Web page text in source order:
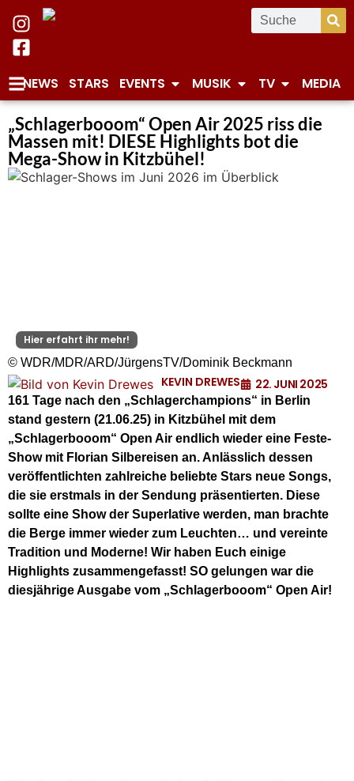
NEWS STARS EVENTS MUSIK TV MEDIA
„Schlagerbooom“ Open Air 2025 riss die
Massen mit! DIESE Highlights bot die
Mega-Show in Kitzbühel!
Hier erfahrt ihr mehr!
© WDR/MDR/ARD/JürgensTV/Dominik Beckmann
KEVIN DREWES 22. JUNI 2025
161 Tage nach den „Schlagerchampions“ in Berlin
stand gestern (21.06.25) in Kitzbühel mit dem
„Schlagerbooom“ Open Air endlich wieder eine Feste-
Show mit Florian Silbereisen an. Anlässlich dessen
veröffentlichten zahlreiche beliebte Stars neue Songs,
die sie erstmals in der Sendung präsentierten. Diese
sollte eine Show der Superlative werden, man brachte
die Berge immer wieder zum Leuchten… und vereinte
Tradition und Moderne! Wir haben Euch einige
Highlights zusammengefasst! SO gelungen war die
diesjährige Ausgabe vom „Schlagerbooom“ Open Air!